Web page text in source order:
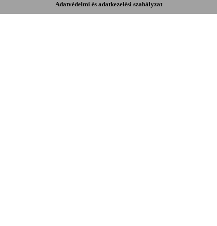
Adatvédelmi és adatkezelési szabályzat